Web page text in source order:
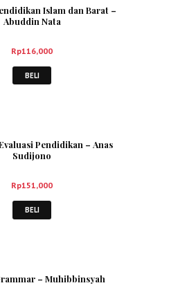
Islam dan Barat –
Abuddin Nata
Rp116,000
BELI
Pendidikan – Anas
Sudijono
Rp151,000
BELI
– Muhibbinsyah